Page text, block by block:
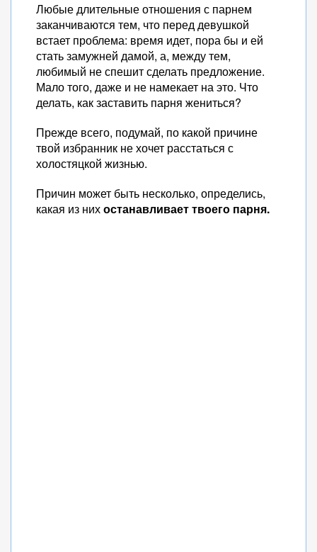
Любые длительные отношения с парнем
заканчиваются тем, что перед девушкой
встает проблема: время идет, пора бы и ей
стать замужней дамой, а, между тем,
любимый не спешит сделать предложение.
Мало того, даже и не намекает на это. Что
делать, как заставить парня жениться?
Прежде всего, подумай, по какой причине
твой избранник не хочет расстаться с
холостяцкой жизнью.
Причин может быть несколько, определись,
какая из нихостанавливает твоего парня.